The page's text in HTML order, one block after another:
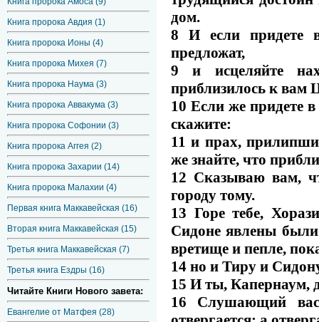
Книга пророка Авдия (1)
Книга пророка Ионы (4)
Книга пророка Михея (7)
Книга пророка Наума (3)
Книга пророка Аввакума (3)
Книга пророка Софонии (3)
Книга пророка Аггея (2)
Книга пророка Захарии (14)
Книга пророка Малахии (4)
Первая книга Маккавейская (16)
Вторая книга Маккавейская (15)
Третья книга Маккавейская (7)
Третья книга Ездры (16)
Читайте Книги Нового завета:
Евангелие от Матфея (28)
дом.
8 И если придете
предложат,
9 и исцеляйте
приблизилось к вам
10 Если же придете
скажите:
11 и прах,
же знайте, что
12 Сказываю вам,
городу тому.
13 Горе тебе,
Сидоне явлены
вретище и пепле,
14 но и Тиру и
15 И ты, Капернаум,
16 Слушающий